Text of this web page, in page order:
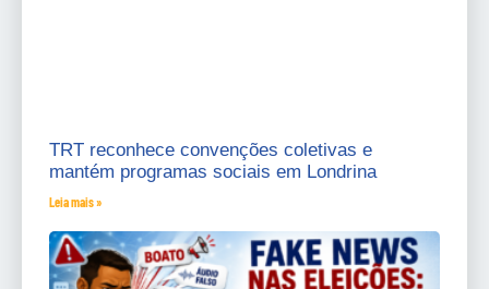
TRT reconhece convenções coletivas e
mantém programas sociais em Londrina
Leia mais »